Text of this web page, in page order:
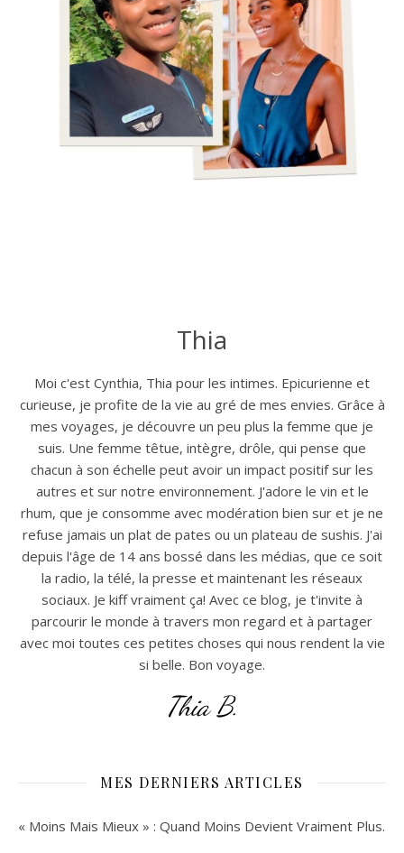
Thia
Moi c'est Cynthia, Thia pour les intimes. Epicurienne et
curieuse, je profite de la vie au gré de mes envies. Grâce à
mes voyages, je découvre un peu plus la femme que je
suis. Une femme têtue, intègre, drôle, qui pense que
chacun à son échelle peut avoir un impact positif sur les
autres et sur notre environnement. J'adore le vin et le
rhum, que je consomme avec modération bien sur et je ne
refuse jamais un plat de pates ou un plateau de sushis. J'ai
depuis l'âge de 14 ans bossé dans les médias, que ce soit
la radio, la télé, la presse et maintenant les réseaux
sociaux. Je kiff vraiment ça! Avec ce blog, je t'invite à
parcourir le monde à travers mon regard et à partager
avec moi toutes ces petites choses qui nous rendent la vie
si belle. Bon voyage.
Thia B.
MES DERNIERS ARTICLES
« Moins Mais Mieux » : Quand Moins Devient Vraiment Plus.